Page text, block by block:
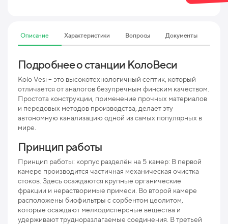
Описание Характеристики Вопросы Документы
Подробнее о станции КолоВеси
Kolo Vesi – это высокотехнологичный септик, который
отличается от аналогов безупречным финским качеством.
Простота конструкции, применение прочных материалов
и передовых методов производства, делает эту
автономную канализацию одной из самых популярных в
мире.
Принцип работы
Принцип работы: корпус разделён на 5 камер: В первой
камере производится частичная механическая очистка
стоков. Здесь осаждаются крупные органические
фракции и нерастворимые примеси. Во второй камере
расположены биофильтры с сорбентом цеолитом,
которые осаждают мелкодисперсные вещества и
удерживают трудноразлагаемые соединения. В третьей